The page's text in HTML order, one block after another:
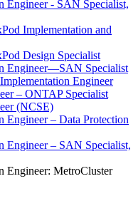
Engineer - SAN Specialist,
Implementation and
Design Specialist
Engineer—SAN Specialist
Engineer
– ONTAP Specialist
(NCSE)
– Data Protection
Engineer – SAN Specialist,
Engineer: MetroCluster